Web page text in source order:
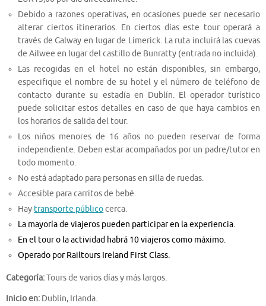
Debido a razones operativas, en ocasiones puede ser necesario
alterar ciertos itinerarios. En ciertos días este tour operará a
través de Galway en lugar de Limerick. La ruta incluirá las cuevas
de Ailwee en lugar del castillo de Bunratty (entrada no incluida).
Las recogidas en el hotel no están disponibles, sin embargo,
especifique el nombre de su hotel y el número de teléfono de
contacto durante su estadía en Dublín. El operador turístico
puede solicitar estos detalles en caso de que haya cambios en
los horarios de salida del tour.
Los niños menores de 16 años no pueden reservar de forma
independiente. Deben estar acompañados por un padre/tutor en
todo momento.
No está adaptado para personas en silla de ruedas.
Accesible para carritos de bebé.
Hay transporte públicocerca.
La mayoría de viajeros pueden participar en la experiencia.
En el tour o la actividad habrá 10 viajeros como máximo.
Operado por Railtours Ireland First Class.
Categoría:Tours de varios días y más largos.
Inicio en: Dublín, Irlanda.